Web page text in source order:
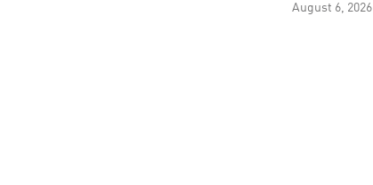
August 6, 2026